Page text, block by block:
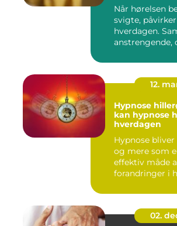
Når hørelsen
svigte,
hverdagen.
anstrengende,
12.
Hypnose hillerød
kan hypnose
hverdagen
Hypnose
og mere som
effektiv måde
forandringer i
02.